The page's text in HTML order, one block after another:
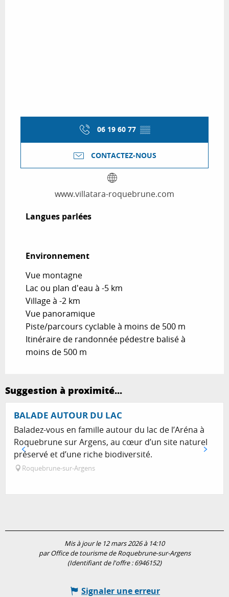
06 19 60 77 ▒▒
CONTACTEZ-NOUS
www.villatara-roquebrune.com
Langues parlées
Langues parlées
Environnement
Environnement
Vue montagne
Lac ou plan d'eau à -5 km
Village à -2 km
Vue panoramique
Piste/parcours cyclable à moins de 500 m
Itinéraire de randonnée pédestre balisé à
moins de 500 m
Suggestion à proximité...
BALADE AUTOUR DU LAC
Baladez-vous en famille autour du lac de l’Aréna à
Roquebrune sur Argens, au cœur d’un site naturel
préservé et d’une riche biodiversité.
Roquebrune-sur-Argens
Mis à jour le 12 mars 2026 à 14:10
par Office de tourisme de Roquebrune-sur-Argens
(Identifiant de l'offre :6946152)
Signaler une erreur